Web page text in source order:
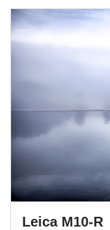
Leica M10-R